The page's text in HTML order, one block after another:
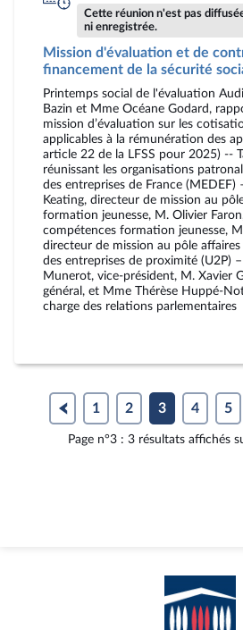
Cette réunion n'est pas
ni enregistrée.
Mission d'évaluation et de
financement de la sécurité
Printemps social de l'évaluation
Bazin et Mme Océane Godard,
mission d’évaluation sur les
applicables à la rémunération des
article 22 de la LFSS pour 2025) --
réunissant les organisations
des entreprises de France (MEDEF)
Keating, directeur de mission au
formation jeunesse, M. Olivier
compétences formation jeunesse,
directeur de mission au pôle
des entreprises de proximité (U2P)
Munerot, vice-président, M. Xavier
général, et Mme Thérèse Huppé-
charge des relations parlementaires
1 2 3 4 5
Page n°3 : 3 résultats affichés